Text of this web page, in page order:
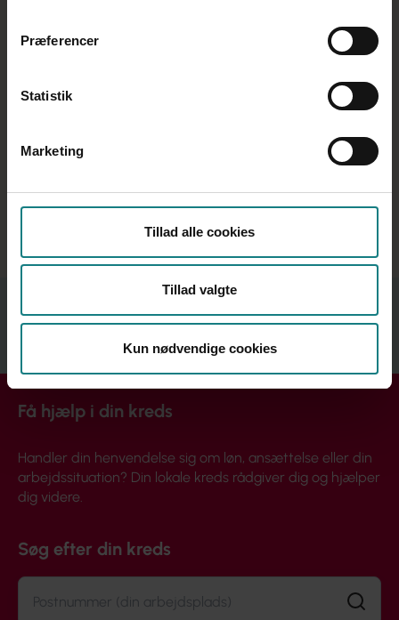
Præferencer
Statistik
Marketing
Tillad alle cookies
Tillad valgte
Kun nødvendige cookies
Prøvetid
Tavshedspligt
Underretningspligt
Vilkårsændringer
Se mere
Få hjælp i din kreds
Handler din henvendelse sig om løn, ansættelse eller din
arbejdssituation? Din lokale kreds rådgiver dig og hjælper
dig videre.
Søg efter din kreds
Søg